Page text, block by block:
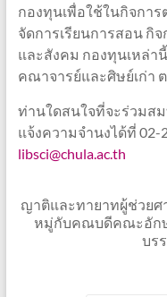
กองทุนเพื่อใช้ในกิจการ
จัดการเรียนการสอน กิ
และสังคม กองทุนเหล่
คณาจารย์และศิษย์เก่า
ท่านใดสนใจที่จะร่วมส
แจ้งความจำนงได้ที่ 02-
libsci@chula.ac.th
ญาติและทายาทผู้ช่วยศ
หมู่กับคณบดีคณะอัก
บร